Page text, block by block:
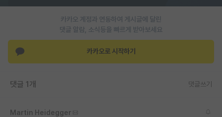
특수/전문대학원 게시판
반도체/AI 게시판
장학금/장학생 게시판
홍보 게시판
커리어
카카오 계정과 연동하여 게시글에 달린
댓글 알람, 소식등을 빠르게 받아보세요
카카오로 시작하기
댓글 1개 댓글쓰기
Martin Heidegger